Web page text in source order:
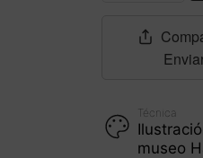
Técnica
museo